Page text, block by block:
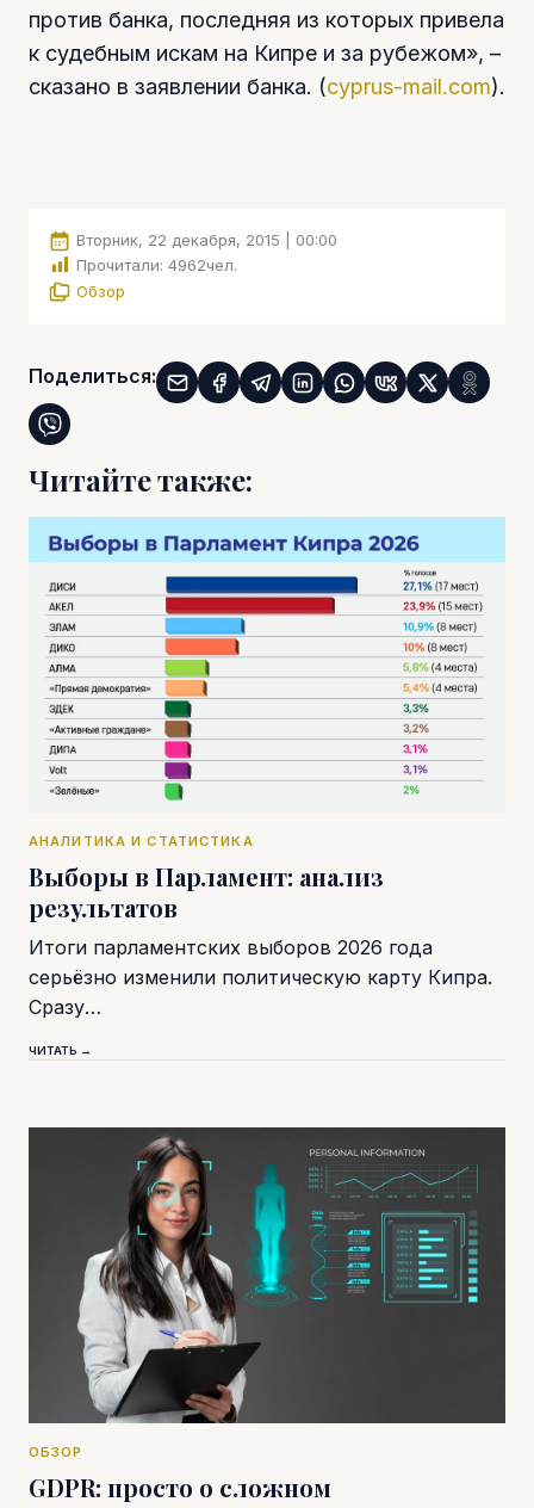
против банка, последняя из которых привела
к судебным искам на Кипре и за рубежом», –
сказано в заявлении банка. (cyprus-mail.com).
Вторник, 22 декабря, 2015 | 00:00
Прочитали: 4962чел.
Обзор
Поделиться:
Читайте также:
АНАЛИТИКА И СТАТИСТИКА
Выборы в Парламент: анализ
результатов
Итоги парламентских выборов 2026 года
серьёзно изменили политическую карту Кипра.
Сразу…
ЧИТАТЬ →
ОБЗОР
GDPR: просто о сложном